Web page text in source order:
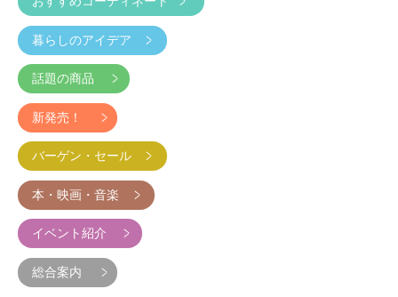
暮らしのアイデア
話題の商品
新発売！
バーゲン・セール
本・映画・音楽
イベント紹介
総合案内